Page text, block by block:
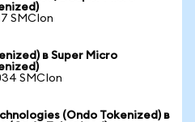
SMCIon
в Super Micro
SMCIon
(Ondo Tokenized) в